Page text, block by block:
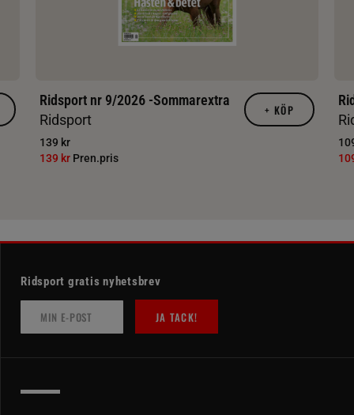
Ridsport nr 9/2026 -Sommarextra
Ridsport
139 kr
139 kr Pren.pris
+ KÖP
Ridsport gratis nyhetsbrev
JA TACK!